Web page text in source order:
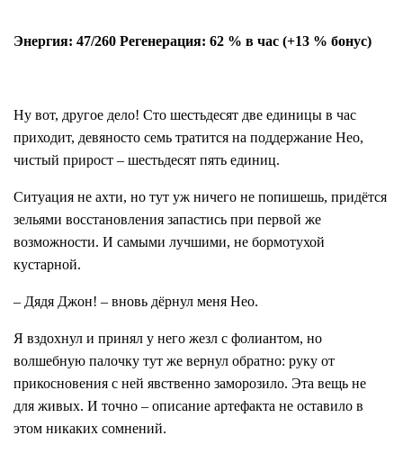
Энергия: 47/260 Регенерация: 62 % в час (+13 % бонус)
Ну вот, другое дело! Сто шестьдесят две единицы в час
приходит, девяносто семь тратится на поддержание Нео,
чистый прирост – шестьдесят пять единиц.
Ситуация не ахти, но тут уж ничего не попишешь, придётся
зельями восстановления запастись при первой же
возможности. И самыми лучшими, не бормотухой
кустарной.
– Дядя Джон! – вновь дёрнул меня Нео.
Я вздохнул и принял у него жезл с фолиантом, но
волшебную палочку тут же вернул обратно: руку от
прикосновения с ней явственно заморозило. Эта вещь не
для живых. И точно – описание артефакта не оставило в
этом никаких сомнений.